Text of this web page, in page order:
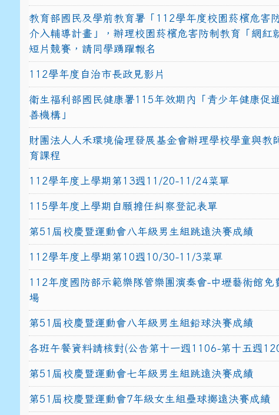
教育部國民及學前教育署「112學年度校園菸檳危害
介入輔導計畫」，辦理校園菸檳危害防制教育「網紅
短片競賽，請同學踴躍報名
112學年度自治市長政見影片
衛生福利部國民健康署115年效期內「青少年健康促
善機構」
財團法人人禾環境倫理發展基金會辦理學校學童與教
育課程
112學年度上學期第13週11/20-11/24菜單
115學年度上學期自願擔任糾察登記表單
第51屆校慶暨運動會八年級男生組跳遠決賽成績
112學年度上學期第10週10/30-11/3菜單
112年度國防部示範樂隊管樂團演奏會-中壢藝術館免
場
第51屆校慶暨運動會八年級男生組鉛球決賽成績
各班午餐資料請核對(公告第十一週1106-第十五週
第51屆校慶暨運動會七年級男生組跳遠決賽成績
第51屆校慶暨運動會7年級女生組壘球擲遠決賽成績